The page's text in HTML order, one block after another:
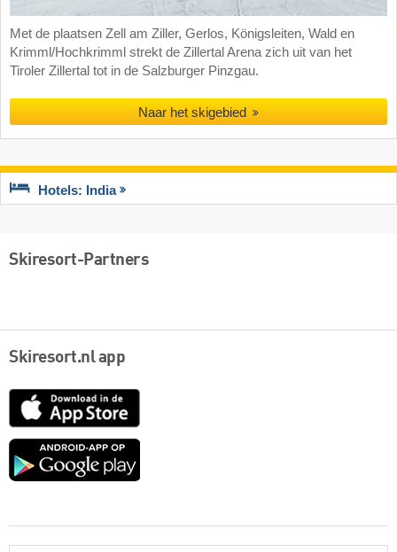
Met de plaatsen Zell am Ziller, Gerlos, Königsleiten, Wald en
Krimml/Hochkrimml strekt de Zillertal Arena zich uit van het
Tiroler Zillertal tot in de Salzburger Pinzgau.
Naar het skigebied
Hotels: India
Skiresort-Partners
Skiresort.nl app
App
Google